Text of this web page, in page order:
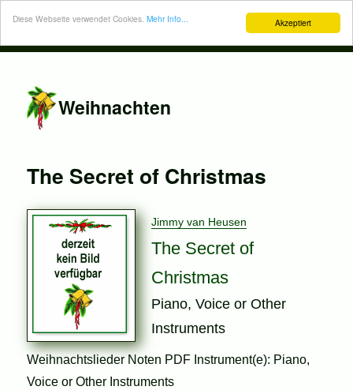
Akzeptiert
Diese Webseite verwendet Cookies. Mehr Info...
Weihnachten
The Secret of Christmas
Jimmy van Heusen
The Secret of
Christmas
Piano, Voice or Other
Instruments
Weihnachtslieder Noten PDF Instrument(e): Piano,
Voice or Other Instruments